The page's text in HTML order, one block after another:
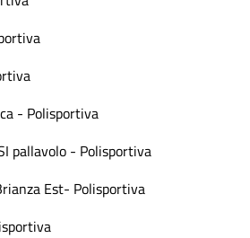
- Polisportiva
pallavolo - Polisportiva
Est- Polisportiva